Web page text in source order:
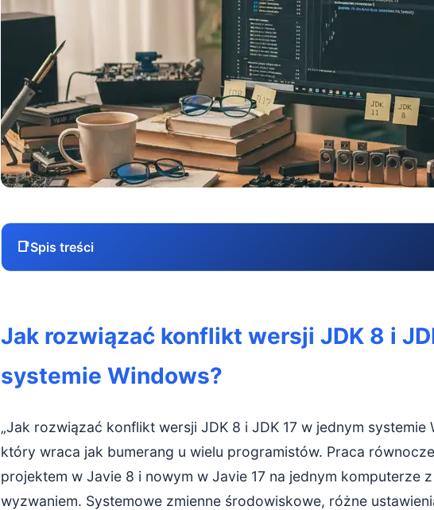
📑Spis treści
Dlaczego konflikt JDK 8 i JDK 17 w Windows w ogóle się pojawia?
Podstawy: jak edytować zmienne środowiskowe w Windows
Metoda 2: skrypty Batch/PowerShell – wygodne lokalne
Metoda 3: konfiguracja JDK w IDE – precyzyjna kontrola per projekt
Jak rozwiązać konflikt wersji JDK 8 i
systemie Windows?
„Jak rozwiązać konflikt wersji JDK 8 i JDK 17 w jednym systemie
który wraca jak bumerang u wielu programistów. Praca
projektem w Javie 8 i nowym w Javie 17 na jednym komputerze
wyzwaniem. Systemowe zmienne środowiskowe, różne